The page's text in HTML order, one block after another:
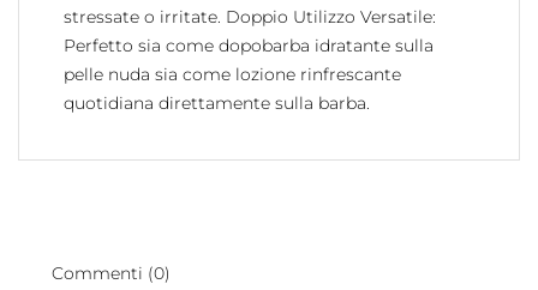
stressate o irritate. Doppio Utilizzo Versatile:
Perfetto sia come dopobarba idratante sulla
pelle nuda sia come lozione rinfrescante
quotidiana direttamente sulla barba.
Commenti (0)